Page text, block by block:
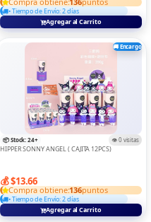
• Tiempo de Envío: 2 días
Agregar al Carrito
🚚 Encargo
📦 Stock: 24+ 👁️ 0 visitas
HIPPER SONNY ANGEL ( CAJITA 12PCS)
💰 $13.66
Compra obtiene:136puntos
• Tiempo de Envío: 2 días
Agregar al Carrito